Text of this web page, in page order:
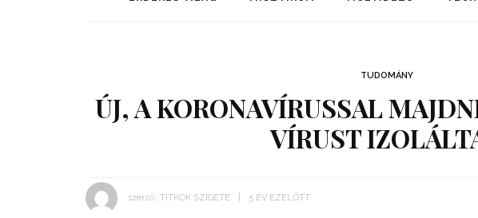
TUDOMÁNY
ÚJ, A KORONAVÍRUSSAL
VÍRUST
szerző: TITKOK SZIGETE 5 ÉV EZELŐTT